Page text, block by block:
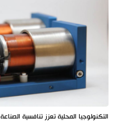
التكنولوجيا المحلية تعزز تنافسية الصناعة